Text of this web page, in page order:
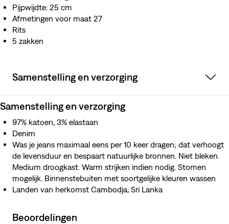
Pijpwijdte: 25 cm
Afmetingen voor maat 27
Rits
5 zakken
Samenstelling en verzorging
Samenstelling en verzorging
97% katoen, 3% elastaan
Denim
Was je jeans maximaal eens per 10 keer dragen; dat verhoogt
de levensduur en bespaart natuurlijke bronnen. Niet bleken.
Medium droogkast. Warm strijken indien nodig. Stomen
mogelijk. Binnenstebuiten met soortgelijke kleuren wassen
Landen van herkomst Cambodja, Sri Lanka
Beoordelingen